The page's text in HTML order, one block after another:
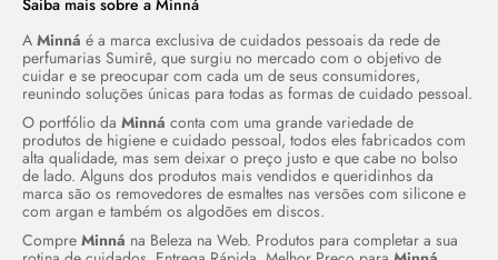
Saiba mais sobre a Minná
A Minná é a marca exclusiva de cuidados pessoais da rede de
perfumarias Sumirê, que surgiu no mercado com o objetivo de
cuidar e se preocupar com cada um de seus consumidores,
reunindo soluções únicas para todas as formas de cuidado pessoal.
O portfólio daMinnáconta com uma grande variedade de
produtos de higiene e cuidado pessoal, todos eles fabricados com
alta qualidade, mas sem deixar o preço justo e que cabe no bolso
de lado. Alguns dos produtos mais vendidos e queridinhos da
marca são os removedores de esmaltes nas versões com silicone e
com argan e também os algodões em discos.
CompreMinná na Beleza na Web. Produtos para completar a sua